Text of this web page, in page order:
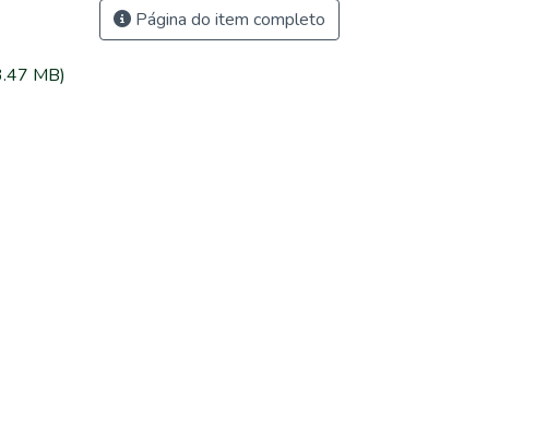
MB)
Página do item completo